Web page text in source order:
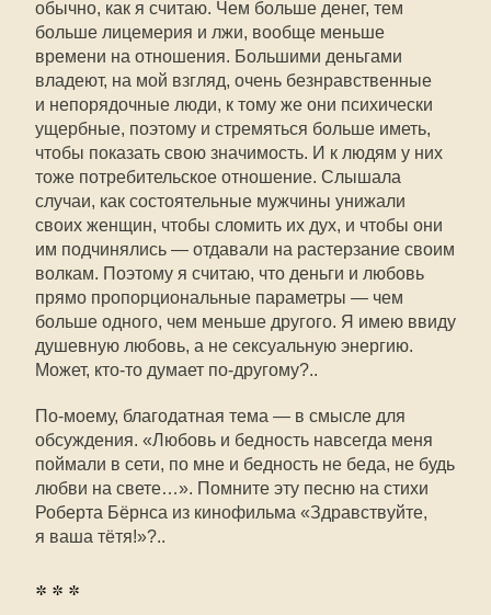
обычно, как я считаю. Чем больше денег, тем
больше лицемерия и лжи, вообще меньше
времени на отношения. Большими деньгами
владеют, на мой взгляд, очень безнравственные
и непорядочные люди, к тому же они психически
ущербные, поэтому и стремяться больше иметь,
чтобы показать свою значимость. И к людям у них
тоже потребительское отношение. Слышала
случаи, как состоятельные мужчины унижали
своих женщин, чтобы сломить их дух, и чтобы они
им подчинялись — отдавали на растерзание своим
волкам. Поэтому я считаю, что деньги и любовь
прямо пропорциональные параметры — чем
больше одного, чем меньше другого. Я имею ввиду
душевную любовь, а не сексуальную энергию.
Может, кто-то думает по-другому?..
По-моему, благодатная тема — в смысле для
обсуждения. «Любовь и бедность навсегда меня
поймали в сети, по мне и бедность не беда, не будь
любви на свете…». Помните эту песню на стихи
Роберта Бёрнса из кинофильма «Здравствуйте,
я ваша тётя!»?..
* * *